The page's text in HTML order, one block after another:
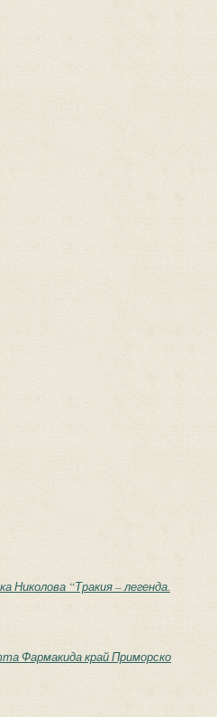
Николова “Тракия – легенда.
Фармакида край Приморско